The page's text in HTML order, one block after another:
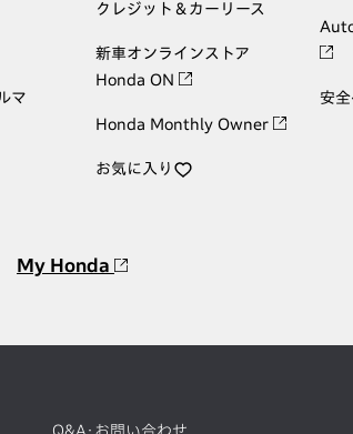
マ
クレジット＆カーリース
新車オンラインストア
Honda ON
Honda Monthly Owner
お気に入り
安
My Honda